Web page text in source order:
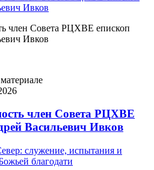
член Совета РЦХВЕ епископ
Ивков
член Совета РЦХВЕ
Васильевич Ивков